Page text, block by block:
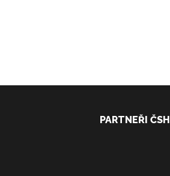
PARTNEŘI ČSH